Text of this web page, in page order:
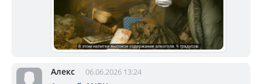
Алекс 06.06.2026 13:24